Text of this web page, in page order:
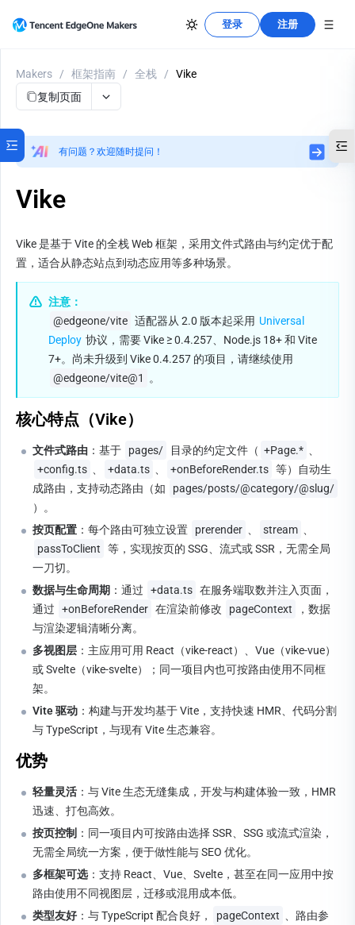
登录 注册
Makers / 框架指南 / 全栈 /
Vike
复制页面
有问题？欢迎随时提问！
Vike
Vike 是基于 Vite 的全栈 Web 框架，采用文件式路由与约定优于配
置，适合从静态站点到动态应用等多种场景。
注意：
@edgeone/vite 适配器从 2.0 版本起采用 Universal
Deploy 协议，需要 Vike ≥ 0.4.257、Node.js 18+ 和 Vite
7+。尚未升级到 Vike 0.4.257 的项目，请继续使用
@edgeone/vite@1
。
核心特点（Vike）
文件式路由 ：基于 pages/ 目录的约定文件（ +Page.*
+config.ts
+data.ts +onBeforeRender.ts 等）自动生
成路由，支持动态路由（如
pages/posts/@category/@slug/
）。
按页配置 ：每个路由可独立设置 prerender stream
passToClient
等，实现按页的 SSG、流式或 SSR，无需全局
一刀切。
数据与生命周期 ：通过 +data.ts 在服务端取数并注入页面，
通过
+onBeforeRender 在渲染前修改 pageContext
，数据
与渲染逻辑清晰分离。
多视图层 ：主应用可用 React（vike-react）、Vue（vike-vue）
或 Svelte（vike-svelte）；同一项目内也可按路由使用不同框
架。
Vite 驱动 ：构建与开发均基于 Vite，支持快速 HMR、代码分割
与 TypeScript，与现有 Vite 生态兼容。
优势
轻量灵活 ：与 Vite 生态无缝集成，开发与构建体验一致，HMR
迅速、打包高效。
按页控制 ：同一项目内可按路由选择 SSR、SSG 或流式渲染，
无需全局统一方案，便于做性能与 SEO 优化。
多框架可选：支持 React、Vue、Svelte，甚至在同一应用中按
路由使用不同视图层，迁移或混用成本低。
类型友好 ：与 TypeScript 配合良好， pageContext
、路由参